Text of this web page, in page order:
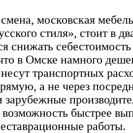
московская
стиля», стоит в
снижать себестоимость
в Омске намного
транспортных
а не через
зарубежные
быстрее
работы.